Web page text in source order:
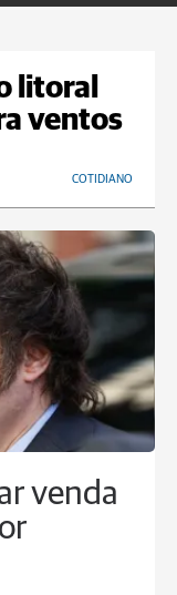
litoral
ventos
COTIDIANO
venda